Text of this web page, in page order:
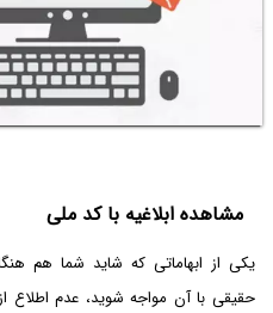
مشاهده ابلاغیه با کد ملی
یکی از ابهاماتی که شاید شما هم
حقیقی با آن مواجه شوید، عدم اطلاع